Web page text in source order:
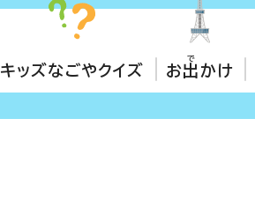
キッズなごやクイズ お出
で
かけ